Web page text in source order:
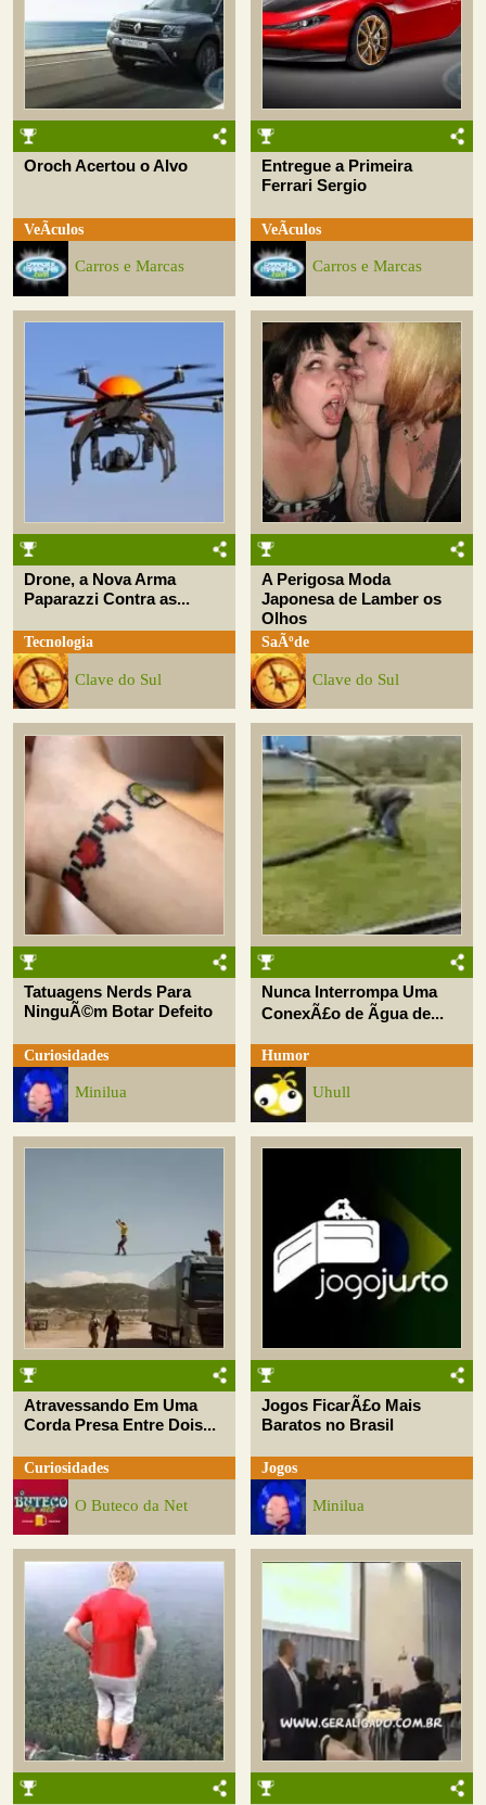
Oroch Acertou o Alvo
VeÃ­culos
Carros e Marcas
Entregue a Primeira
Ferrari Sergio
VeÃ­culos
Carros e Marcas
Drone, a Nova Arma
Paparazzi Contra as...
Tecnologia
Clave do Sul
A Perigosa Moda
Japonesa de Lamber os
Olhos
SaÃºde
Clave do Sul
Tatuagens Nerds Para
NinguÃ©m Botar Defeito
Curiosidades
Minilua
Nunca Interrompa Uma
ConexÃ£o de Ãgua de...
Humor
Uhull
Atravessando Em Uma
Corda Presa Entre Dois...
Curiosidades
O Buteco da Net
Jogos FicarÃ£o Mais
Baratos no Brasil
Jogos
Minilua